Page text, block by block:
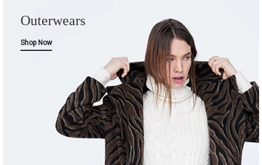
Outerwears
Shop Now